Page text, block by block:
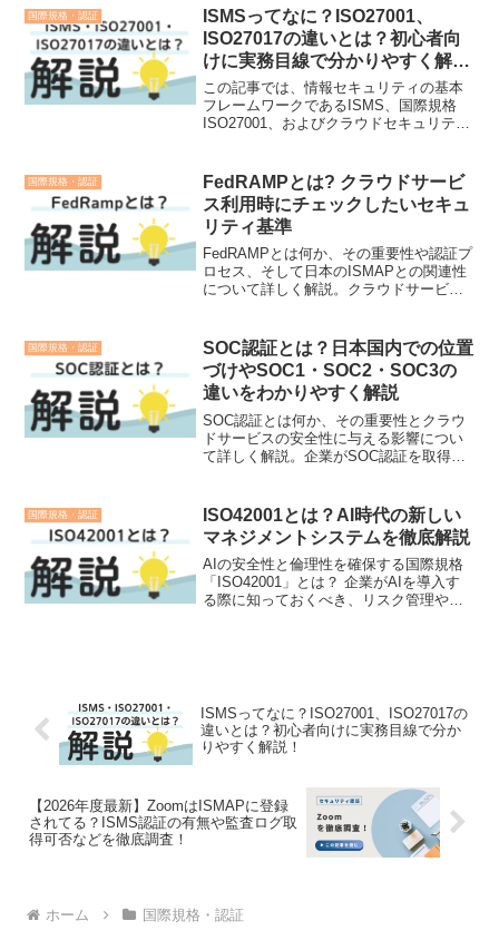
（プライバシーマーク）の更新手続きや
監査の時期になると、...
国際規格・認証
ISMSってなに？ISO27001、
ISO27017の違いとは？初心者向
けに実務目線で分かりやすく解
説！
この記事では、情報セキュリティの基本
フレームワークであるISMS、国際規格
ISO27001、およびクラウドセキュリティ
ィに関連する業務に従事する方々にとっ
て有益な情報を提供します。
国際規格・認証
FedRAMPとは? クラウドサービ
ス利用時にチェックしたいセキュ
リティ基準
FedRAMPとは何か、その重要性や認証プ
ロセス、そして日本のISMAPとの関連性
について詳しく解説。クラウドサービス
国際規格・認証
SOC認証とは？日本国内での位置
づけやSOC1・SOC2・SOC3の
違いをわかりやすく解説
SOC認証とは何か、その重要性とクラウ
ドサービスの安全性に与える影響につい
て詳しく解説。企業がSOC認証を取得す
国際規格・認証
ISO42001とは？AI時代の新しい
マネジメントシステムを徹底解説
AIの安全性と倫理性を確保する国際規格
「ISO42001」とは？ 企業がAIを導入す
る際に知っておくべき、リスク管理や倫
ISMSってなに？ISO27001、ISO27017の
違いとは？初心者向けに実務目線で分か
りやすく解説！
【2026年度最新】ZoomはISMAPに登録
されてる？ISMS認証の有無や監査ログ取
得可否などを徹底調査！
ホーム 国際規格・認証